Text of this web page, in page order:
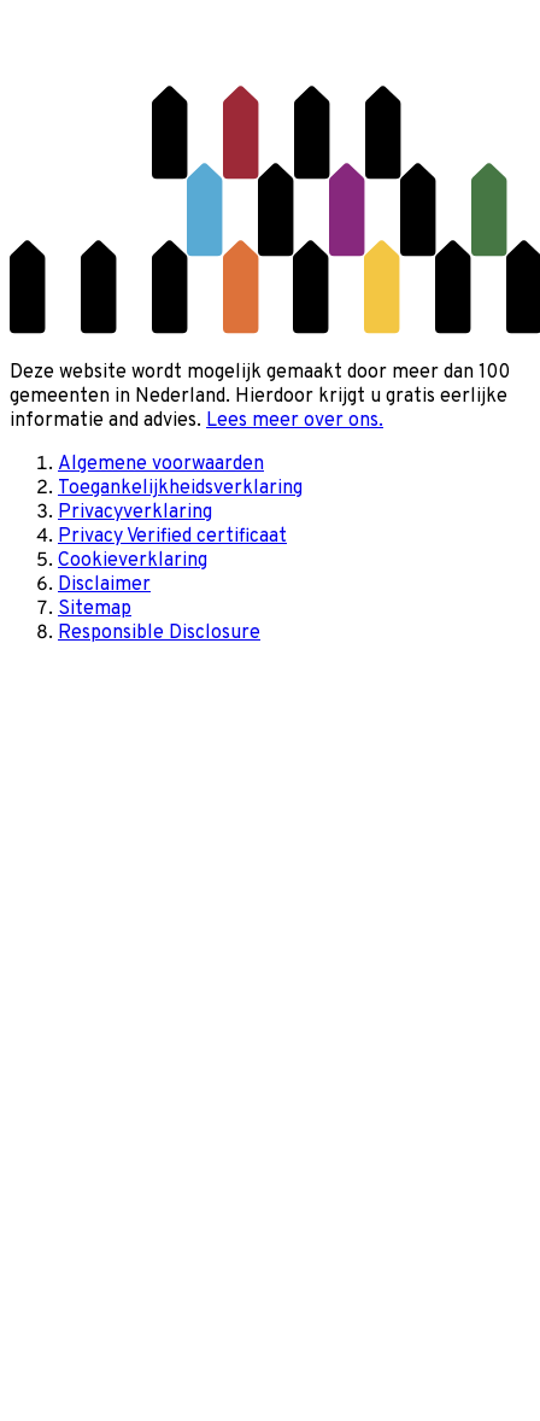
Deze website wordt mogelijk gemaakt door meer dan 100
gemeenten in Nederland. Hierdoor krijgt u gratis eerlijke
informatie and advies. Lees meer over ons.
Algemene voorwaarden
Toegankelijkheidsverklaring
Privacyverklaring
Privacy Verified certificaat
Cookieverklaring
Disclaimer
Sitemap
Responsible Disclosure